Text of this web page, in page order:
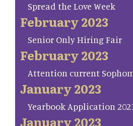
Spread the Love Week
February 2023
Senior Only Hiring Fair
February 2023
Attention current
January 2023
Yearbook Application
January 2023